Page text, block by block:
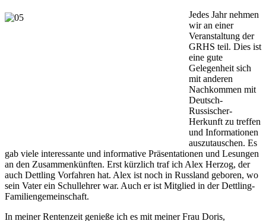
Jedes Jahr nehmen
wir an einer
Veranstaltung der
GRHS teil. Dies ist
eine gute
Gelegenheit sich
mit anderen
Nachkommen mit
Deutsch-
Russischer-
Herkunft zu treffen
und Informationen
auszutauschen. Es
gab viele interessante und informative Präsentationen und Lesungen
an den Zusammenkünften. Erst kürzlich traf ich Alex Herzog, der
auch Dettling Vorfahren hat. Alex ist noch in Russland geboren, wo
sein Vater ein Schullehrer war. Auch er ist Mitglied in der Dettling-
Familiengemeinschaft.
In meiner Rentenzeit genieße ich es mit meiner Frau Doris,